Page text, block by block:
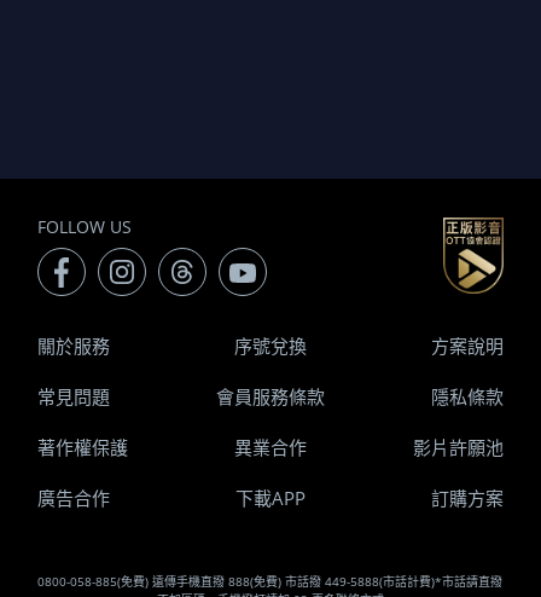
FOLLOW US
0800-058-885(免費) 遠傳手機直撥 888(免費) 市話撥 449-5888(市話計費)*市話請直撥
關於服務 序號兌換 方案說明
常見問題 會員服務條款 隱私條款
著作權保護 異業合作 影片許願池
廣告合作 下載APP 訂購方案